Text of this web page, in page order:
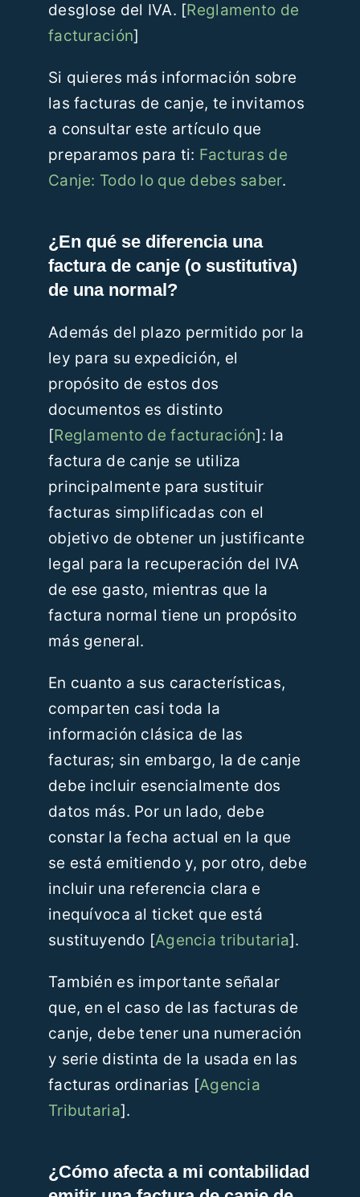
desglose del IVA. [Reglamento de
facturación]
Si quieres más información sobre
las facturas de canje, te invitamos
a consultar este artículo que
preparamos para ti: Facturas de
Canje: Todo lo que debes saber.
¿En qué se diferencia una
factura de canje (o sustitutiva)
de una normal?
Además del plazo permitido por la
ley para su expedición, el
propósito de estos dos
documentos es distinto
[Reglamento de facturación]: la
factura de canje se utiliza
principalmente para sustituir
facturas simplificadas con el
objetivo de obtener un justificante
legal para la recuperación del IVA
de ese gasto, mientras que la
factura normal tiene un propósito
más general.
En cuanto a sus características,
comparten casi toda la
información clásica de las
facturas; sin embargo, la de canje
debe incluir esencialmente dos
datos más. Por un lado, debe
constar la fecha actual en la que
se está emitiendo y, por otro, debe
incluir una referencia clara e
inequívoca al ticket que está
sustituyendo [Agencia tributaria].
También es importante señalar
que, en el caso de las facturas de
canje, debe tener una numeración
y serie distinta de la usada en las
facturas ordinarias [Agencia
Tributaria].
¿Cómo afecta a mi contabilidad